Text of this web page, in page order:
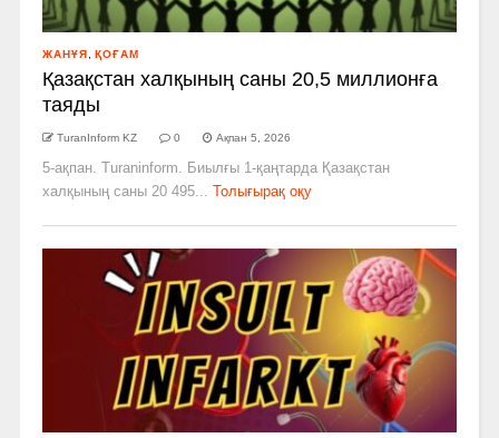
ЖАНҰЯ ҚОҒАМ
Қазақстан халқының саны 20,5 миллионға
таяды
TuranInform KZ 0 Ақпан 5, 2026
5-ақпан. Turaninform. Биылғы 1-қаңтарда Қазақстан
халқының саны 20 495...
Толығырақ оқу